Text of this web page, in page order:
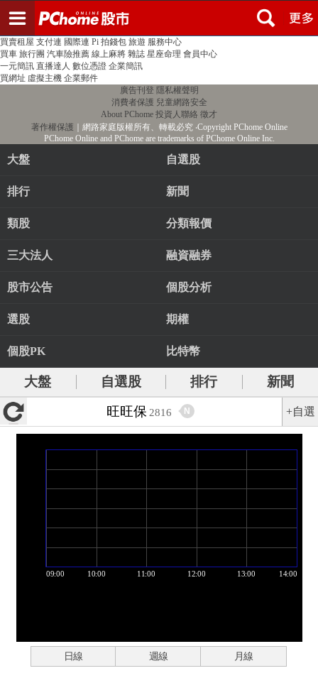
PChome首頁 線上購物 24h購物 書店
買賣租屋 支付連 國際連 Pi 拍錢包 旅遊 服務中心
買車 旅行團 汽車險推薦 線上麻將 雜誌 星座命理 會員中心
一元簡訊 直播達人 數位憑證 企業簡訊
買網址 虛擬主機 企業郵件
廣告刊登 隱私權聲明
消費者保護 兒童網路安全
About PChome 投資人聯絡 徵才
著作權保護 ｜網路家庭版權所有、轉載必究‧Copyright PChome Online
PChome Online and PChome are trademarks of PChome Online Inc.
大盤 自選股
排行 新聞
類股 分類報價
三大法人 融資融券
股市公告 個股分析
選股 期權
個股PK 比特幣
大盤 自選股 排行
新聞
旺旺保 2816 N +自選
日線 週線 月線